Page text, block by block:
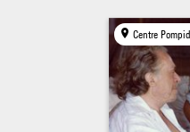
Centre